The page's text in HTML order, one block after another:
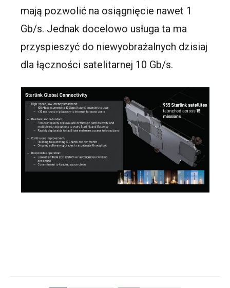
mają pozwolić na osiągnięcie nawet 1
Gb/s. Jednak docelowo usługa ta ma
przyspieszyć do niewyobrażalnych dzisiaj
dla łączności satelitarnej 10 Gb/s.